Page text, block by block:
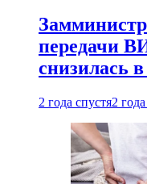
передачи
снизилась в
2 года спустя2